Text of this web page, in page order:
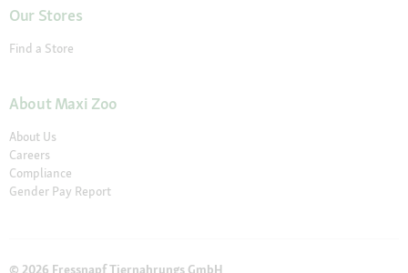
Our Stores
Find a Store
About Maxi Zoo
About Us
Careers
Compliance
Gender Pay Report